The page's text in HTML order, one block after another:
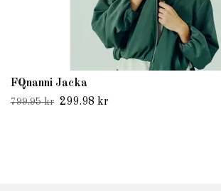
FQnanni Jacka
799.95 kr 299.98 kr